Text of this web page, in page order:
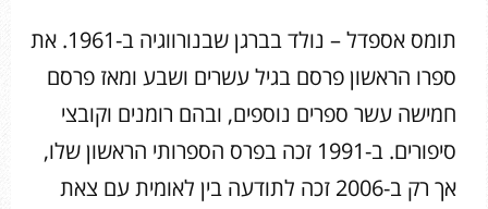
תומס אספדל – נולד בברגן שבנורווגיה ב-1961. את
ספרו הראשון פרסם בגיל עשרים ושבע ומאז פרסם
חמישה עשר ספרים נוספים, ובהם רומנים וקובצי
סיפורים. ב-1991 זכה בפרס הספרותי הראשון שלו,
אך רק ב-2006 זכה לתודעה בין לאומית עם צאת